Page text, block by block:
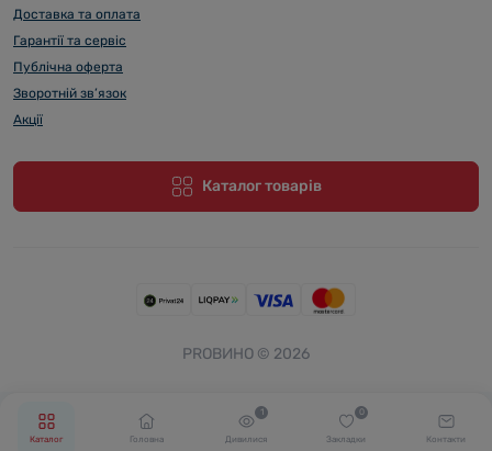
Каталог Головна Дивилися
1
Закладки
0
Контакти
Доставка та оплата
Гарантії та сервіс
Публічна оферта
Зворотній зв’язок
Акції
Каталог товарів
PROВИНО © 2026